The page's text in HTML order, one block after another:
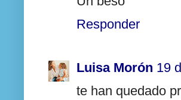
Responder
Luisa Morón 19
te han quedado